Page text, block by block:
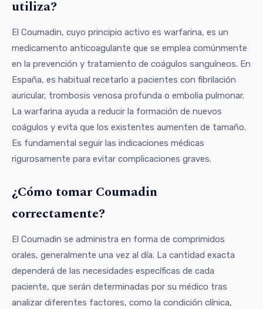
utiliza?
El Coumadin, cuyo principio activo es warfarina, es un
medicamento anticoagulante que se emplea comúnmente
en la prevención y tratamiento de coágulos sanguíneos. En
España, es habitual recetarlo a pacientes con fibrilación
auricular, trombosis venosa profunda o embolia pulmonar.
La warfarina ayuda a reducir la formación de nuevos
coágulos y evita que los existentes aumenten de tamaño.
Es fundamental seguir las indicaciones médicas
rigurosamente para evitar complicaciones graves.
¿Cómo tomar Coumadin
correctamente?
El Coumadin se administra en forma de comprimidos
orales, generalmente una vez al día. La cantidad exacta
dependerá de las necesidades específicas de cada
paciente, que serán determinadas por su médico tras
analizar diferentes factores, como la condición clínica,